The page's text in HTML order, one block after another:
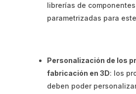
librerías de componentes
parametrizadas para
Personalización de los
fabricación en 3D: los
deben poder